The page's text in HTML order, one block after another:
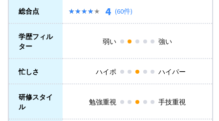
総合点 ★★★★★
★★★★★ 4 (60件)
学歴フィル
ター
弱い 強い
忙しさ ハイポ ハイパー
研修スタイ
ル
勉強重視 手技重視